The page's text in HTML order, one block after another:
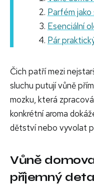
Parfém
Esenciální
Pár
Čich patří mezi
sluchu putují vůně
mozku, která
konkrétní aroma
dětství nebo vyvolat
Vůně
příjemný